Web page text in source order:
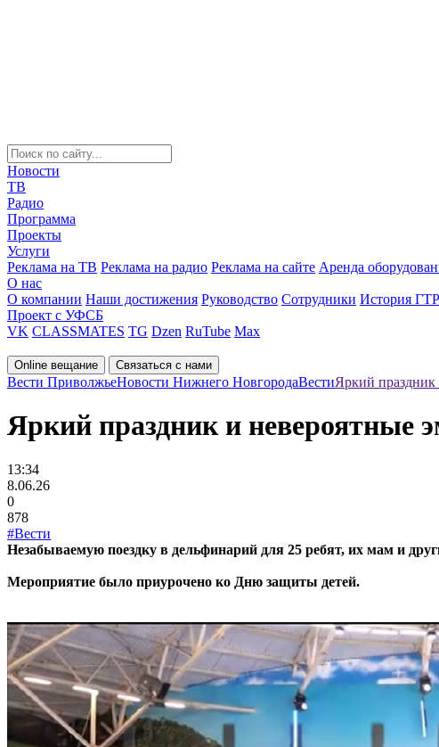
Новости
ТВ
Радио
Программа
Проекты
Услуги
Реклама на ТВ Реклама на радио Реклама на сайте Аренда
О нас
О компании Наши достижения Руководство Сотрудники История
Проект с УФСБ
VK CLASSMATES TG Dzen RuTube Max
Online вещание Связаться с нами
Вести ПриволжьеНовости Нижнего НовгородаВестиЯркий
Яркий праздник и невероятные
13:34
8.06.26
0
878
#Вести
Незабываемую поездку в дельфинарий для 25 ребят, их мам и
Мероприятие было приурочено ко Дню защиты детей.